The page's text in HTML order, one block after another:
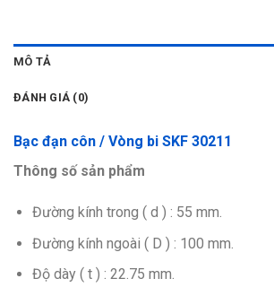
MÔ TẢ
ĐÁNH GIÁ (0)
Bạc đạn côn / Vòng bi SKF 30211
Thông số sản phẩm
Đường kính trong ( d ) : 55 mm.
Đường kính ngoài ( D ) : 100 mm.
Độ dày ( t ) : 22.75 mm.